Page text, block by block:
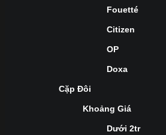
Fouetté
Citizen
OP
Doxa
Cặp Đôi
Khoảng Giá
Dưới 2tr